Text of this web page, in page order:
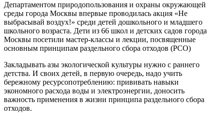
Департаментом природопользования и охраны окружающей
среды города Москвы впервые проводилась акция «Не
выбрасывай воздух!» среди детей дошкольного и младшего
школьного возраста. Дети из 66 школ и детских садов города
Москвы посетили мастер-классы и лекции, посвященные
основным принципам раздельного сбора отходов (РСО)
Закладывать азы экологической культуры нужно с раннего
детства. И своих детей, в первую очередь, надо учить
бережному ресурсопотреблению: прививать навыки
экономного расхода воды и электроэнергии, доносить
важность применения в жизни принципа раздельного сбора
отходов.